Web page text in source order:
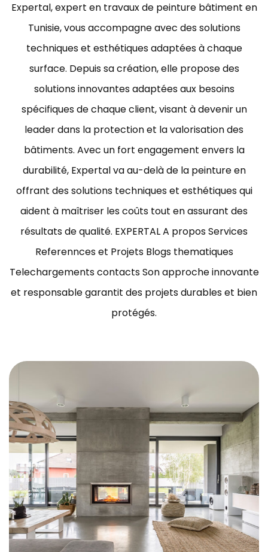
Expertal, expert en travaux de peinture bâtiment en
Tunisie, vous accompagne avec des solutions
techniques et esthétiques adaptées à chaque
surface. Depuis sa création, elle propose des
solutions innovantes adaptées aux besoins
spécifiques de chaque client, visant à devenir un
leader dans la protection et la valorisation des
bâtiments. Avec un fort engagement envers la
durabilité, Expertal va au-delà de la peinture en
offrant des solutions techniques et esthétiques qui
aident à maîtriser les coûts tout en assurant des
résultats de qualité. EXPERTAL A propos Services
Referennces et Projets Blogs thematiques
Telechargements contacts Son approche innovante
et responsable garantit des projets durables et bien
protégés.